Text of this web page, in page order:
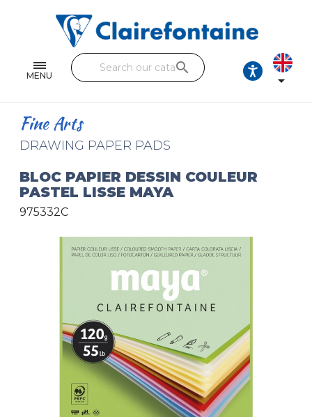
MENU
Single and double sheets
Fine arts
Handicraft
Pencil cases & Leather goods
FIND OUR COLLECTIONS
All the collections
search

Fine Arts
DRAWING PAPER PADS
BLOC PAPIER DESSIN COULEUR
PASTEL LISSE MAYA
975332C